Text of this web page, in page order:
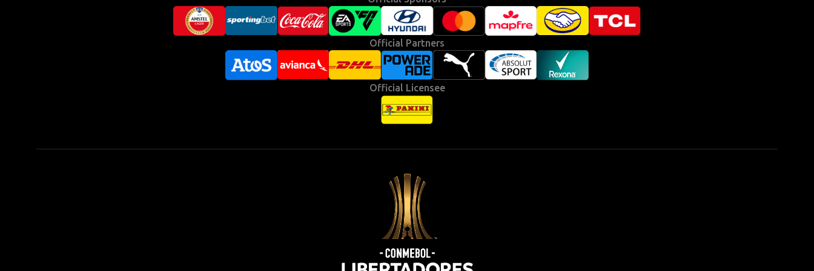
Official Partners
Official Licensee